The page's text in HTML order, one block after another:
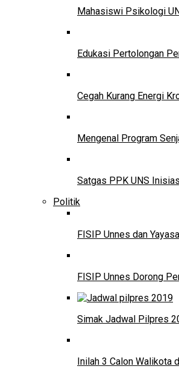
Mahasiswi Psikologi
Edukasi Pertolongan
Cegah Kurang Energi
Mengenal Program
Satgas PPK UNS
Politik
FISIP Unnes dan
FISIP Unnes Dorong
Simak Jadwal Pilpres
Inilah 3 Calon Walikota